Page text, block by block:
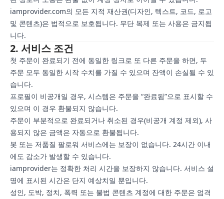
iamprovider.com의 모든 지적 재산권(디자인, 텍스트, 코드, 로고
및 콘텐츠)은 법적으로 보호됩니다. 무단 복제 또는 사용은 금지됩
니다.
2. 서비스 조건
첫 주문이 완료되기 전에 동일한 링크로 또 다른 주문을 하면, 두
주문 모두 동일한 시작 수치를 가질 수 있으며 잔액이 손실될 수 있
습니다.
프로필이 비공개일 경우, 시스템은 주문을 “완료됨”으로 표시할 수
있으며 이 경우 환불되지 않습니다.
주문이 부분적으로 완료되거나 취소된 경우(비공개 계정 제외), 사
용되지 않은 금액은 자동으로 환불됩니다.
봇 또는 저품질 팔로워 서비스에는 보장이 없습니다. 24시간 이내
에도 감소가 발생할 수 있습니다.
iamprovider는 정확한 처리 시간을 보장하지 않습니다. 서비스 설
명에 표시된 시간은 단지 예상치일 뿐입니다.
성인, 도박, 정치, 폭력 또는 불법 콘텐츠 계정에 대한 주문은 엄격